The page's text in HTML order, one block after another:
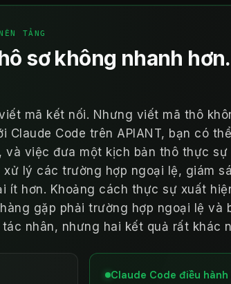
TẢNG
sơ không nhanh
mã kết nối. Nhưng viết mã thô
Code trên APIANT, bạn có
việc đưa một kịch bản thô thực sự
lý các trường hợp ngoại lệ, giám
ít hơn. Khoảng cách thực sự xuất
gặp phải trường hợp ngoại lệ và
nhân, nhưng hai kết quả rất khác
Claude Code điều hành